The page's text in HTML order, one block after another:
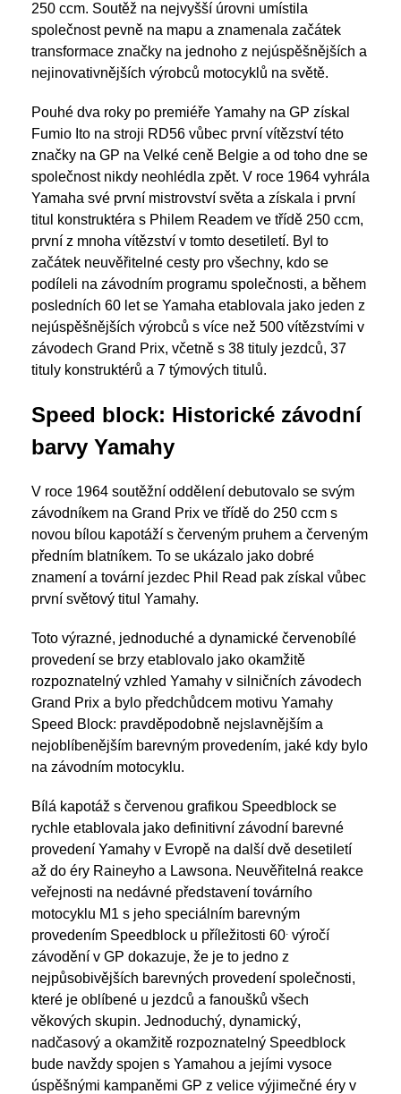
250 ccm. Soutěž na nejvyšší úrovni umístila
společnost pevně na mapu a znamenala začátek
transformace značky na jednoho z nejúspěšnějších a
nejinovativnějších výrobců motocyklů na světě.
Pouhé dva roky po premiéře Yamahy na GP získal
Fumio Ito na stroji RD56 vůbec první vítězství této
značky na GP na Velké ceně Belgie a od toho dne se
společnost nikdy neohlédla zpět. V roce 1964 vyhrála
Yamaha své první mistrovství světa a získala i první
titul konstruktéra s Philem Readem ve třídě 250 ccm,
první z mnoha vítězství v tomto desetiletí. Byl to
začátek neuvěřitelné cesty pro všechny, kdo se
podíleli na závodním programu společnosti, a během
posledních 60 let se Yamaha etablovala jako jeden z
nejúspěšnějších výrobců s více než 500 vítězstvími v
závodech Grand Prix, včetně s 38 tituly jezdců, 37
tituly konstruktérů a 7 týmových titulů.
Speed block: Historické závodní
barvy Yamahy
V roce 1964 soutěžní oddělení debutovalo se svým
závodníkem na Grand Prix ve třídě do 250 ccm s
novou bílou kapotáží s červeným pruhem a červeným
předním blatníkem. To se ukázalo jako dobré
znamení a tovární jezdec Phil Read pak získal vůbec
první světový titul Yamahy.
Toto výrazné, jednoduché a dynamické červenobílé
provedení se brzy etablovalo jako okamžitě
rozpoznatelný vzhled Yamahy v silničních závodech
Grand Prix a bylo předchůdcem motivu Yamahy
Speed Block: pravděpodobně nejslavnějším a
nejoblíbenějším barevným provedením, jaké kdy bylo
na závodním motocyklu.
Bílá kapotáž s červenou grafikou Speedblock se
rychle etablovala jako definitivní závodní barevné
provedení Yamahy v Evropě na další dvě desetiletí
až do éry Raineyho a Lawsona. Neuvěřitelná reakce
veřejnosti na nedávné představení továrního
motocyklu M1 s jeho speciálním barevným
provedením Speedblock u příležitosti 60. výročí
závodění v GP dokazuje, že je to jedno z
nejpůsobivějších barevných provedení společnosti,
které je oblíbené u jezdců a fanoušků všech
věkových skupin. Jednoduchý, dynamický,
nadčasový a okamžitě rozpoznatelný Speedblock
bude navždy spojen s Yamahou a jejími vysoce
úspěšnými kampaněmi GP z velice výjimečné éry v